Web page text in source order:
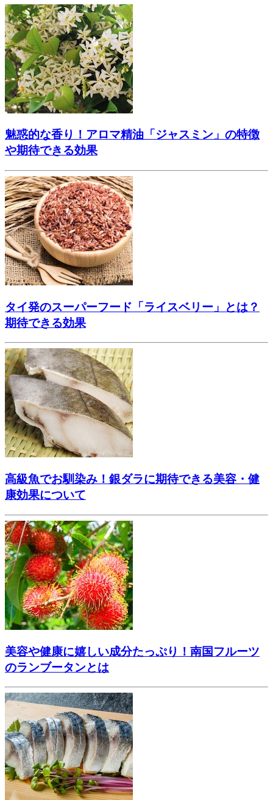
魅惑的な香り！アロマ精油「ジャスミン」の特徴
や期待できる効果
タイ発のスーパーフード「ライスベリー」とは？
期待できる効果
高級魚でお馴染み！銀ダラに期待できる美容・健
康効果について
美容や健康に嬉しい成分たっぷり！南国フルーツ
のランブータンとは